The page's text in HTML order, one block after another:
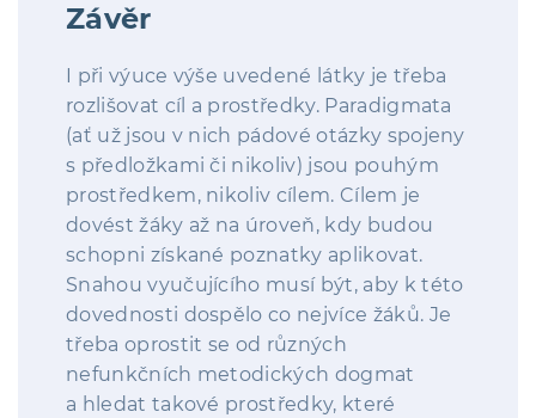
Závěr
I při výuce výše uvedené látky je třeba
rozlišovat cíl a prostředky. Paradigmata
(ať už jsou v nich pádové otázky spojeny
s předložkami či nikoliv) jsou pouhým
prostředkem, nikoliv cílem. Cílem je
dovést žáky až na úroveň, kdy budou
schopni získané poznatky aplikovat.
Snahou vyučujícího musí být, aby k této
dovednosti dospělo co nejvíce žáků. Je
třeba oprostit se od různých
nefunkčních metodických dogmat
a hledat takové prostředky, které